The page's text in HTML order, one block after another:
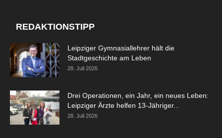
REDAKTIONSTIPP
Leipziger Gymnasiallehrer hält die
Stadtgeschichte am Leben
28. Juli 2026
Drei Operationen, ein Jahr, ein neues Leben:
Leipziger Ärzte helfen 13-Jähriger...
28. Juli 2026